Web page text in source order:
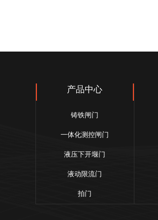
产品中心
铸铁闸门
一体化测控闸门
液压下开堰门
液动限流门
拍门